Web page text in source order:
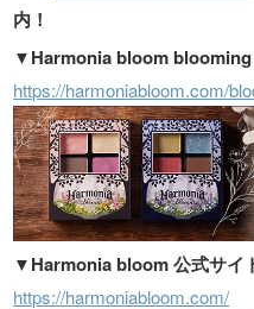
内！
▼Harmonia bloom blooming
https://harmoniabloom.com/
▼Harmonia bloom 公式サイ
https://harmoniabloom.com/